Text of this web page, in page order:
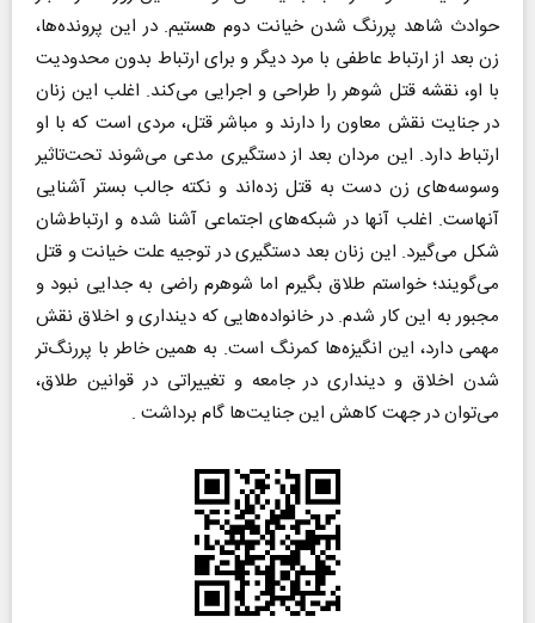
حوادث شاهد پررنگ شدن خیانت دوم هستیم. در این پرونده‌ها،
زن بعد از ارتباط عاطفی با مرد دیگر و برای ارتباط بدون محدودیت
با او، نقشه قتل شوهر را طراحی و اجرایی می‌کند. اغلب این زنان
در جنایت نقش معاون را دارند و مباشر قتل، مردی است که با او
ارتباط دارد. این مردان بعد از دستگیری مدعی می‌شوند تحت‌تاثیر
وسوسه‌های زن دست به قتل زده‌اند و نکته جالب بستر آشنایی
آنهاست. اغلب آنها در شبکه‌های اجتماعی آشنا شده و ارتباط‌شان
شکل می‌گیرد. این زنان بعد دستگیری در توجیه علت خیانت و قتل‌
می‌گویند؛ خواستم طلاق بگیرم اما شوهرم راضی به جدایی نبود و
مجبور به این کار شدم. در خانواده‌هایی که دینداری و اخلاق نقش
مهمی دارد، این انگیزه‌ها کمرنگ است. به همین خاطر با پررنگ‌تر
شدن اخلاق و دینداری در جامعه و تغییراتی در قوانین طلاق،
می‌توان در جهت کاهش این جنایت‌ها گام برداشت .